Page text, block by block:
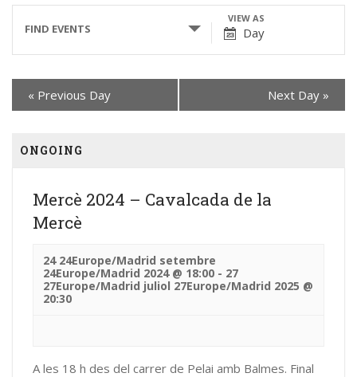
Events
Search
and
Views
Navigation
FIND EVENTS
Event
Views
Navigation
VIEW AS
Day
« Previous Day Next Day »
ONGOING
Mercè 2024 – Cavalcada de la
Mercè
24 24Europe/Madrid setembre
24Europe/Madrid 2024 @ 18:00 - 27
27Europe/Madrid juliol 27Europe/Madrid 2025 @
20:30
A les 18 h des del carrer de Pelai amb Balmes. Final